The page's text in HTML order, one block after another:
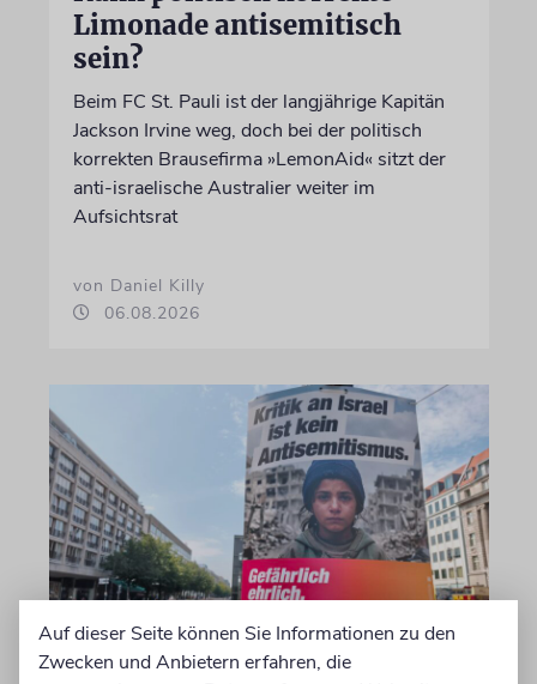
Limonade antisemitisch
sein?
Beim FC St. Pauli ist der langjährige Kapitän
Jackson Irvine weg, doch bei der politisch
korrekten Brausefirma »LemonAid« sitzt der
anti-israelische Australier weiter im
Aufsichtsrat
von Daniel Killy
06.08.2026
KOMMENTAR
Auf dieser Seite können Sie Informationen zu den
Zwecken und Anbietern erfahren, die